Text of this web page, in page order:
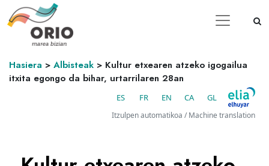
Hasiera > Albisteak > Kultur etxearen atzeko igogailua
itxita egongo da bihar, urtarrilaren 28an
ES FR EN CA GL
Itzulpen automatikoa / Machine translation